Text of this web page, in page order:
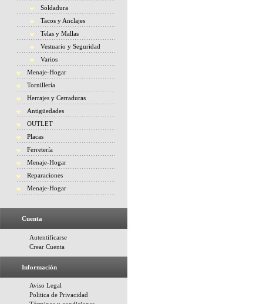
Soldadura
Tacos y Anclajes
Telas y Mallas
Vestuario y Seguridad
Varios
Menaje-Hogar
Tornillería
Herrajes y Cerraduras
Antigüedades
OUTLET
Placas
Ferretería
Menaje-Hogar
Reparaciones
Menaje-Hogar
Cuenta
Autentificarse
Crear Cuenta
Información
Aviso Legal
Politica de Privacidad